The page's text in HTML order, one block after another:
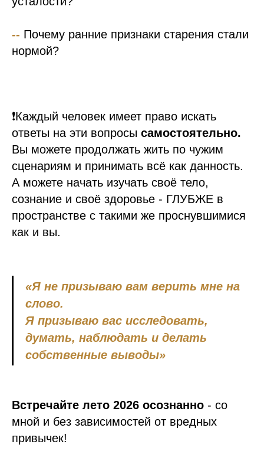
-- Почему ранние признаки старения стали
нормой?
❗️Каждый человек имеет право искать
ответы на эти вопросы самостоятельно.
Вы можете продолжать жить по чужим
сценариям и принимать всё как данность.
А можете начать изучать своё тело,
сознание и своё здоровье - ГЛУБЖЕ в
пространстве с такими же проснувшимися
как и вы.
«Я не призываю вам верить мне на
слово.
Я призываю вас исследовать,
думать, наблюдать и делать
собственные выводы»
Встречайте лето 2026 осознанно - со
мной и без зависимостей от вредных
привычек!